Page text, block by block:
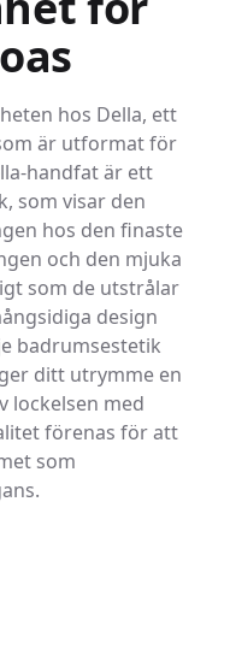
att säkerställa bästa
kan tränga in i
etc. Torka
eller fläckar.
rekommenderar att du
ytan från heta
för sten eller
ytan. Använd inte
marmorn
t.ex. trä, är marmor
omedelbart för att
och
repor.
hos Della, ett
är utformat för
handfat är ett
som visar den
hos den finaste
och den mjuka
som de utstrålar
design
badrumsestetik
ditt utrymme en
lockelsen med
förenas för att
som